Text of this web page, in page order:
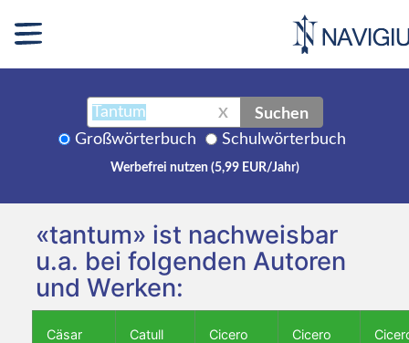
X Suchen
Großwörterbuch Schulwörterbuch
Werbefrei nutzen (5,99 EUR/Jahr)
«tantum» ist nachweisbar
u.a. bei folgenden Autoren
und Werken:
Cäsar
Catull
Cicero
Cicero